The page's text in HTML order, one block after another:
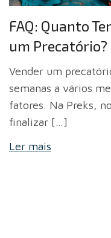
FAQ: Quanto
um Precatório?
Vender um
semanas a vários
fatores. Na Preks,
finalizar […]
Ler mais